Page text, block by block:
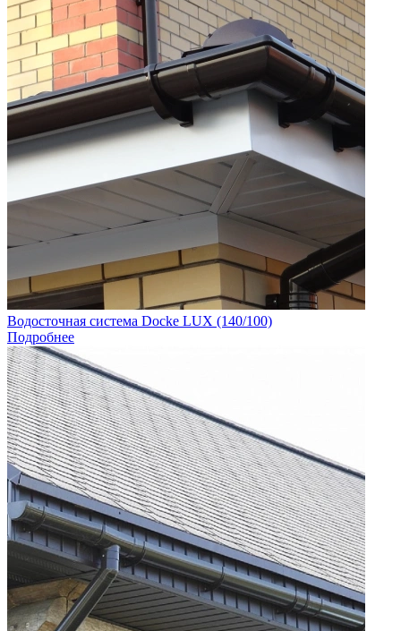
Водосточная система Docke LUX (140/100)
Подробнее